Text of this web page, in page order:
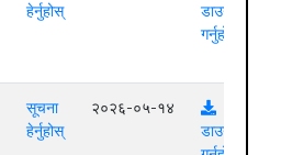
हेर्नुहोस्
डाउनलोड
गर्नुहोस्
सूचना
हेर्नुहोस्
२०२६-०५-१४
डाउनलोड